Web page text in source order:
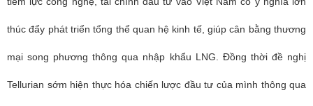
thúc đẩy phát triển tổng thể quan hệ kinh tế, giúp cân bằng thương
mại song phương thông qua nhập khẩu LNG. Đồng thời đề nghị
Tellurian sớm hiện thực hóa chiến lược đầu tư của mình thông qua